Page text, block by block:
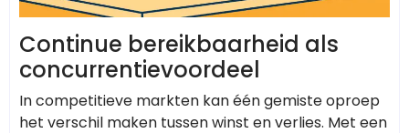
Continue bereikbaarheid als
concurrentievoordeel
In competitieve markten kan één gemiste oproep
het verschil maken tussen winst en verlies. Met een